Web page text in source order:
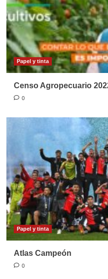
Papel y tinta
Censo Agropecuario
0
Papel y tinta
Atlas Campeón
0